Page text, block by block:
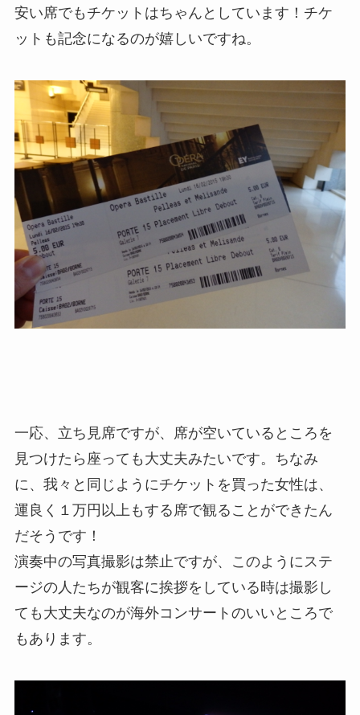
安い席でもチケットはちゃんとしています！チケ
ットも記念になるのが嬉しいですね。
一応、立ち見席ですが、席が空いているところを
見つけたら座っても大丈夫みたいです。ちなみ
に、我々と同じようにチケットを買った女性は、
運良く１万円以上もする席で観ることができたん
だそうです！
演奏中の写真撮影は禁止ですが、このようにステ
ージの人たちが観客に挨拶をしている時は撮影し
ても大丈夫なのが海外コンサートのいいところで
もあります。